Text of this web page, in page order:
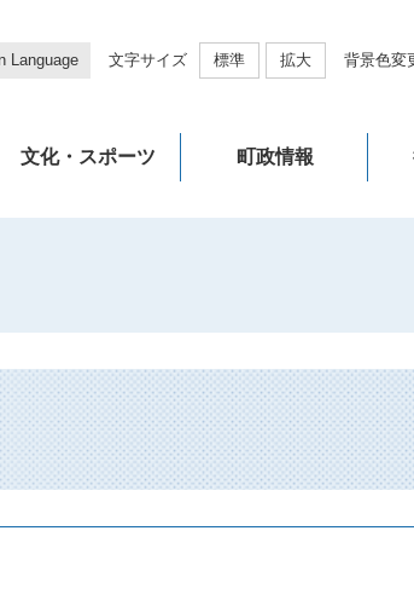
Language 文字サイズ 標準 拡大 背景色変
文化・スポーツ 町政情報